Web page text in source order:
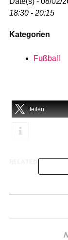
18:30 - 20:15
Kategorien
Fußball
teilen
RELATED TOPICS: